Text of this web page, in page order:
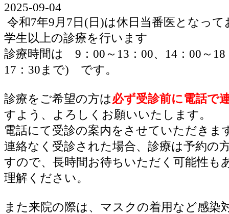
2025-09-04
令和7年9月7日(日)は休日当番医となっ
学生以上の診療を行います
診療時間は 9：00～13：00、14：00～
17：30まで) です。
診療をご希望の方は必ず受診前に電話で
すよう、よろしくお願いいたします。
電話にて受診の案内をさせていただきま
連絡なく受診された場合、診療は予約の
すので、長時間お待ちいただく可能性も
理解ください。
また来院の際は、マスクの着用など感染